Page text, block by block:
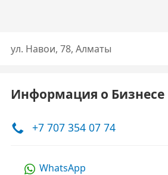
​ул. Навои, 78, Алматы
Информация о Бизнесе
+7 707 354 07 74
WhatsApp